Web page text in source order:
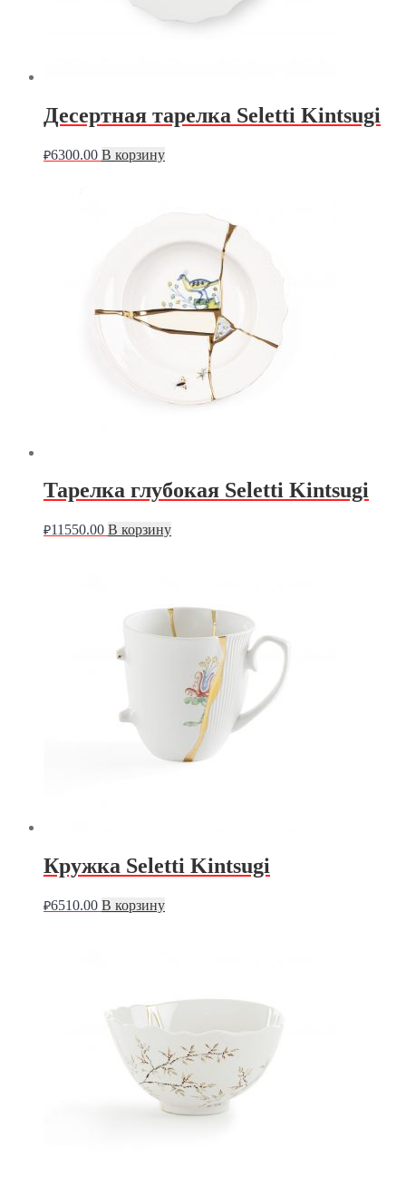
Десертная тарелка Seletti Kintsugi
₽6300.00 В корзину
Тарелка глубокая Seletti Kintsugi
₽11550.00 В корзину
Кружка Seletti Kintsugi
₽6510.00 В корзину